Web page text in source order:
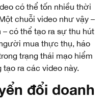
có thể tốn nhiều thời
chuỗi video như vậy –
có thể tạo ra sự thu hút
mua thực thụ, háo
trạng thái mạo hiểm
tạo ra các video này.
đổi doanh